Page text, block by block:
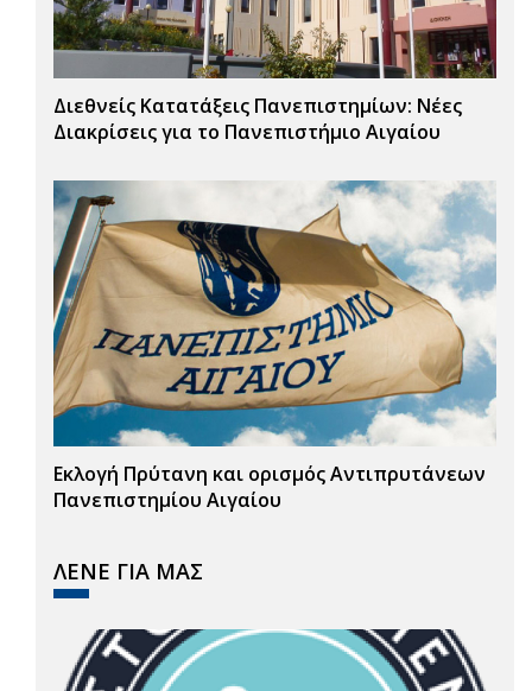
Διεθνείς Κατατάξεις Πανεπιστημίων: Νέες
Διακρίσεις για το Πανεπιστήμιο Αιγαίου
Εκλογή Πρύτανη και ορισμός Αντιπρυτάνεων
Πανεπιστημίου Αιγαίου
ΛΕΝΕ ΓΙΑ ΜΑΣ